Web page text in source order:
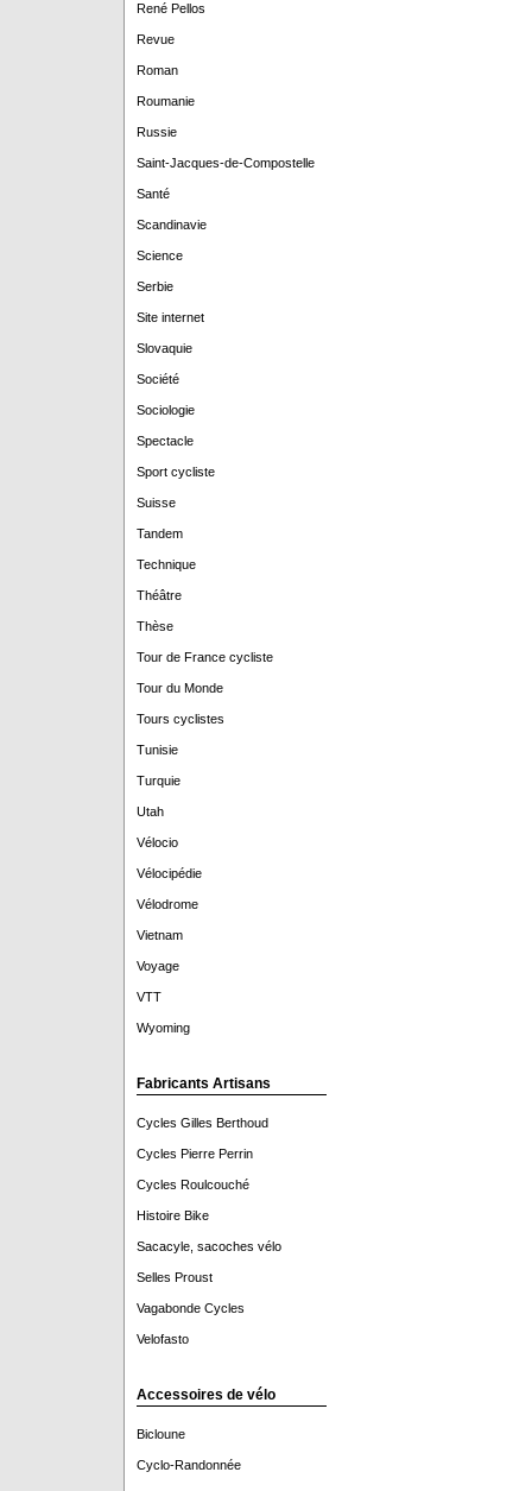
René Pellos
Revue
Roman
Roumanie
Russie
Saint-Jacques-de-Compostelle
Santé
Scandinavie
Science
Serbie
Site internet
Slovaquie
Société
Sociologie
Spectacle
Sport cycliste
Suisse
Tandem
Technique
Théâtre
Thèse
Tour de France cycliste
Tour du Monde
Tours cyclistes
Tunisie
Turquie
Utah
Vélocio
Vélocipédie
Vélodrome
Vietnam
Voyage
VTT
Wyoming
Fabricants Artisans
Cycles Gilles Berthoud
Cycles Pierre Perrin
Cycles Roulcouché
Histoire Bike
Sacacyle, sacoches vélo
Selles Proust
Vagabonde Cycles
Velofasto
Accessoires de vélo
Bicloune
Cyclo-Randonnée